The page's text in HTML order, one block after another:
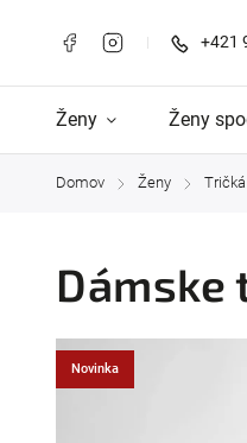
+421
Ženy Ženy
Domov / Ženy /
Dámske
Novinka